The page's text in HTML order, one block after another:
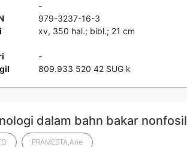
-
979-3237-16-3
xv, 350 hal.; bibl.; 21 cm
-
809.933 520 42 SUG k
dalam bahn bakar nonfosil
PRAMESTA,Arie